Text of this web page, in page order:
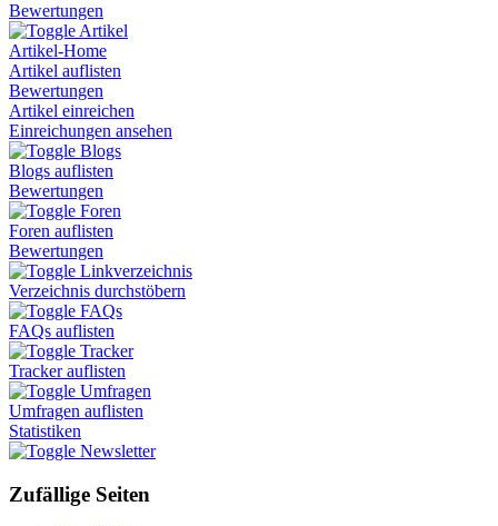
Bewertungen
Artikel
Artikel-Home
Artikel auflisten
Bewertungen
Artikel einreichen
Einreichungen ansehen
Blogs
Blogs auflisten
Bewertungen
Foren
Foren auflisten
Bewertungen
Linkverzeichnis
Verzeichnis durchstöbern
FAQs
FAQs auflisten
Tracker
Tracker auflisten
Umfragen
Umfragen auflisten
Statistiken
Newsletter
Zufällige Seiten